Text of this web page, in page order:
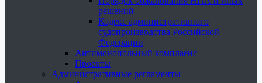
решений
Кодекс административного
судопроизводства Российской
Федерации
Антимонопольный комплаенс
Проекты
Административные регламенты